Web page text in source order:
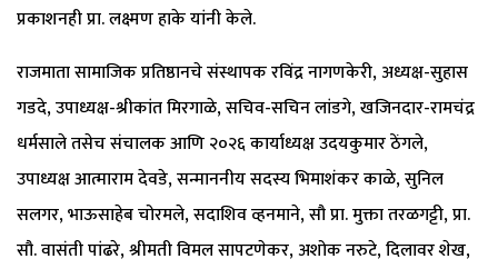
प्रकाशनही प्रा. लक्ष्मण हाके यांनी केले.
राजमाता सामाजिक प्रतिष्ठानचे संस्थापक रविंद्र नागणकेरी, अध्यक्ष-सुहास
गडदे, उपाध्यक्ष-श्रीकांत मिरगाळे, सचिव-सचिन लांडगे, खजिनदार-रामचंद्र
धर्मसाले तसेच संचालक आणि २०२६ कार्याध्यक्ष उदयकुमार ठेंगले,
उपाध्यक्ष आत्माराम देवडे, सन्माननीय सदस्य भिमाशंकर काळे, सुनिल
सलगर, भाऊसाहेब चोरमले, सदाशिव व्हनमाने, सौ प्रा. मुक्ता तरळगट्टी, प्रा.
सौ. वासंती पांढरे, श्रीमती विमल सापटणेकर, अशोक नरुटे, दिलावर शेख,